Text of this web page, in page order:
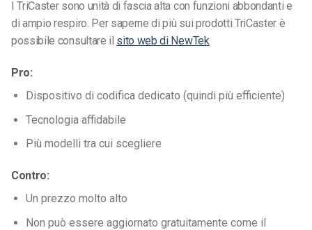
I TriCaster sono unità di fascia alta con funzioni abbondanti e
di ampio respiro. Per saperne di più sui prodotti TriCaster è
possibile consultare il sito web di NewTek
Pro:
Dispositivo di codifica dedicato (quindi più efficiente)
Tecnologia affidabile
Più modelli tra cui scegliere
Contro:
Un prezzo molto alto
Non può essere aggiornato gratuitamente come il